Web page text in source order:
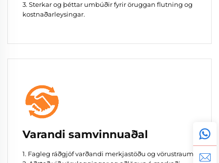
3. Sterkar og þéttar umbúðir fyrir öruggan flutning og
kostnaðarleysingar.
Varandi samvinnuaðal
1. Fagleg ráðgjöf varðandi merkjastöðu og vörustraum